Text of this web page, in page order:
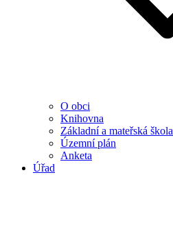
O obci
Knihovna
Základní a mateřská škola
Územní plán
Anketa
Úřad